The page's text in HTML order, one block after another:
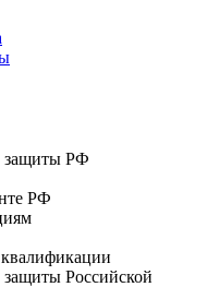
защиты РФ
РФ
квалификации
Российской